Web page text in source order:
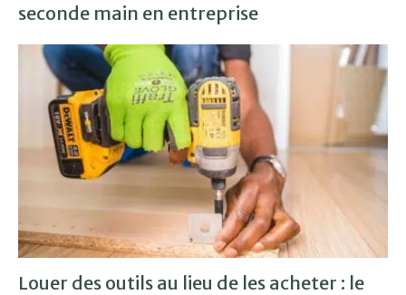
seconde main en entreprise
Louer des outils au lieu de les acheter : le